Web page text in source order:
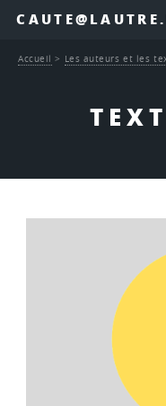
Accueil > Les auteurs et les